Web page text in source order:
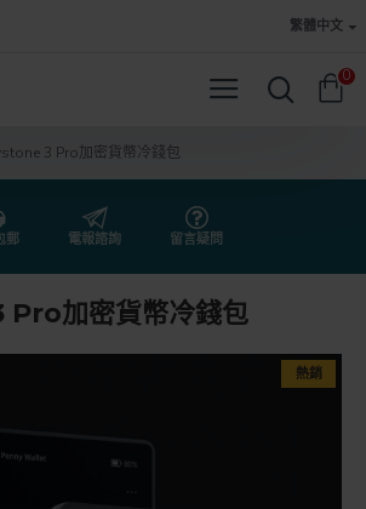
繁體中文
0
3 Pro加密貨幣冷錢包
郵 電報諮詢 留言疑問
加密貨幣冷錢包
熱銷